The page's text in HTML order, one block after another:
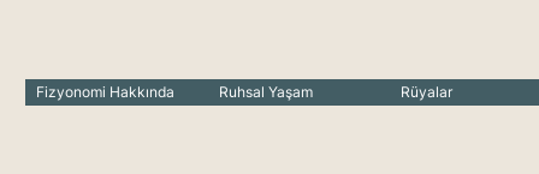
Fizyonomi Hakkında Ruhsal Yaşam Rüyalar